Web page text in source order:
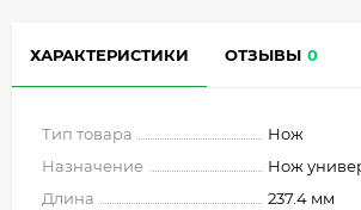
ХАРАКТЕРИСТИКИ ОТЗЫВЫ 0
Тип товара
Нож
Назначение
Нож
Длина
237.4 мм